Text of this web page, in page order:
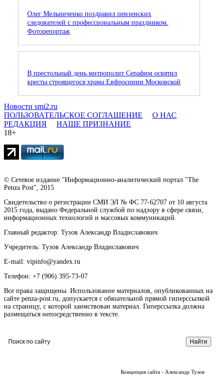
Олег Мельниченко поздравил пензенских
следователей с профессиональным праздником.
Фоторепортаж
В престольный день митрополит Серафим освятил
кресты строящегося храма Евфросинии Московской
Новости smi2.ru
ПОЛЬЗОВАТЕЛЬСКОЕ СОГЛАШЕНИЕ
О НАС
РЕДАКЦИЯ
НАШЕ ПРИЗНАНИЕ
18+
© Сетевое издание "Информационно-аналитический портал "The
Penza Post", 2015
Свидетельство о регистрации СМИ ЭЛ № ФС 77-62707 от 10 августа
2015 года, выдано Федеральной службой по надзору в сфере связи,
информационных технологий и массовых коммуникаций.
Главный редактор: Тузов Александр Владиславович
Учредитель: Тузов Александр Владиславович
E-mail: vipinfo@yandex.ru
Телефон: +7 (906) 395-73-07
Все права защищены. Использование материалов, опубликованных на
сайте penza-post.ru, допускается с обязательной прямой гиперссылкой
на страницу, с которой заимствован материал. Гиперссылка должна
размещаться непосредственно в тексте.
Концепция сайта - Александр Тузов